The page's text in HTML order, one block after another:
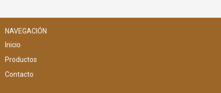
NAVEGACIÓN
Inicio
Productos
Contacto